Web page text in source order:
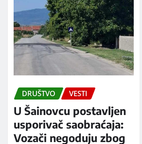
DRUŠTVO VESTI
U Šainovcu postavljen
usporivač saobraćaja:
Vozači negoduju zbog